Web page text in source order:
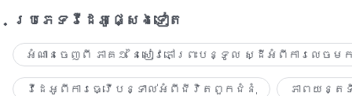
ប្រភេទ​វីដេអូ​ផ្សេង​ទៀត​
អំណានចេញពី ភាគ១ នៃសៀវភៅព្រះបន្ទូល ស្ដីអំពីការលេច
វីដេអូពីការធ្វើបន្ទាល់អំពីជីវិតពួកជំនុំ ភាពយន្